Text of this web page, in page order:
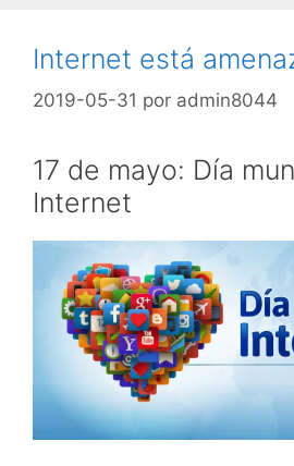
Internet está
2019-05-31 por admin8044
17 de mayo: Día
Internet